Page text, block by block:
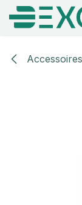
Se rendre au